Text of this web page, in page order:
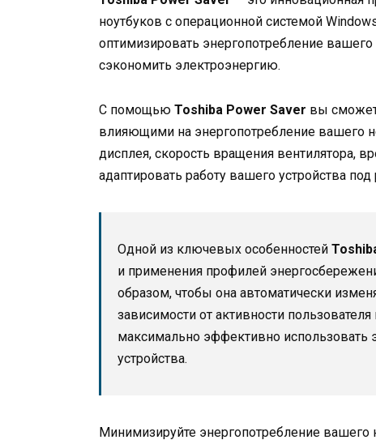
ноутбуков с операционной системой
оптимизировать энергопотребление
сэкономить электроэнергию.
С помощью Toshiba Power Saver вы
влияющими на энергопотребление вашего
дисплея, скорость вращения вентилятора,
адаптировать работу вашего устройства
Одной из ключевых особенностей
и применения профилей
образом, чтобы она автоматически
зависимости от активности
максимально эффективно использовать
устройства.
Минимизируйте энергопотребление